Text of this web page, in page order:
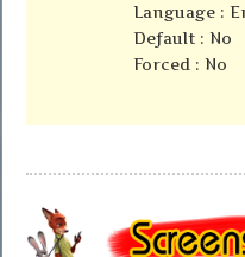
Language :
Default : No
Forced : No